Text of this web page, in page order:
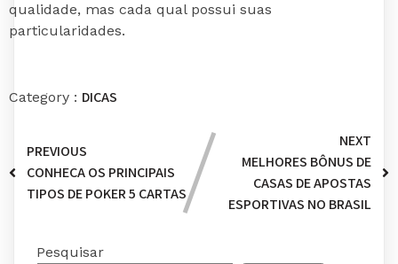
qualidade, mas cada qual possui suas
particularidades.
Category : DICAS
PREVIOUS
CONHEÇA OS PRINCIPAIS
TIPOS DE POKER 5 CARTAS
NEXT
MELHORES BÔNUS DE
CASAS DE APOSTAS
ESPORTIVAS NO BRASIL
Pesquisar